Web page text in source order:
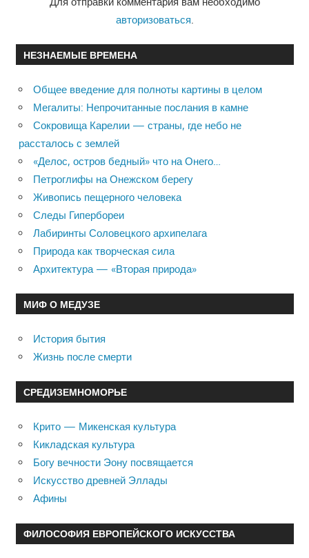
авторизоваться
НЕЗНАЕМЫЕ ВРЕМЕНА
Общее введение для полноты картины в целом
Мегалиты: Непрочитанные послания в камне
Сокровища Карелии — страны, где небо не
рассталось с землей
«Делос, остров бедный» что на Онего…
Петроглифы на Онежском берегу
Живопись пещерного человека
Следы Гипербореи
Лабиринты Соловецкого архипелага
Природа как творческая сила
Архитектура — «Вторая природа»
МИФ О МЕДУЗЕ
История бытия
Жизнь после смерти
СРЕДИЗЕМНОМОРЬЕ
Крито — Микенская культура
Кикладская культура
Богу вечности Эону посвящается
Искусство древней Эллады
Афины
ФИЛОСОФИЯ ЕВРОПЕЙСКОГО ИСКУССТВА